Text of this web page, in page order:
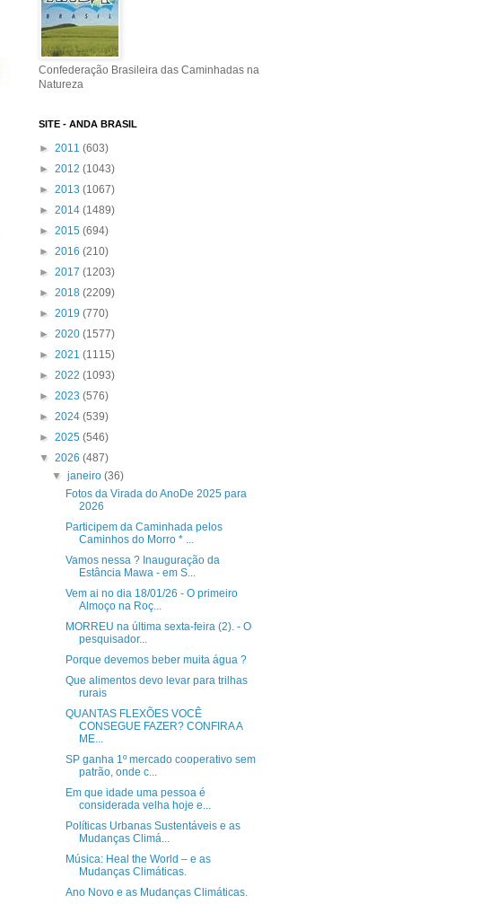
Confederação Brasileira das Caminhadas na
Natureza
SITE - ANDA BRASIL
► 2011 (603)
► 2012 (1043)
► 2013 (1067)
► 2014 (1489)
► 2015 (694)
► 2016 (210)
► 2017 (1203)
► 2018 (2209)
► 2019 (770)
► 2020 (1577)
► 2021 (1115)
► 2022 (1093)
► 2023 (576)
► 2024 (539)
► 2025 (546)
▼ 2026 (487)
▼janeiro(36)
Fotos da Virada do AnoDe 2025 para
2026
Participem da Caminhada pelos
Caminhos do Morro * ...
Vamos nessa ? Inauguração da
Estância Mawa - em S...
Vem ai no dia 18/01/26 - O primeiro
Almoço na Roç...
MORREU na última sexta-feira (2). - O
pesquisador...
Porque devemos beber muita água ?
Que alimentos devo levar para trilhas
rurais
QUANTAS FLEXÕES VOCÊ
CONSEGUE FAZER? CONFIRA A
ME...
SP ganha 1º mercado cooperativo sem
patrão, onde c...
Em que idade uma pessoa é
considerada velha hoje e...
Políticas Urbanas Sustentáveis e as
Mudanças Climá...
Música: Heal the World – e as
Mudanças Climáticas.
Ano Novo e as Mudanças Climáticas.